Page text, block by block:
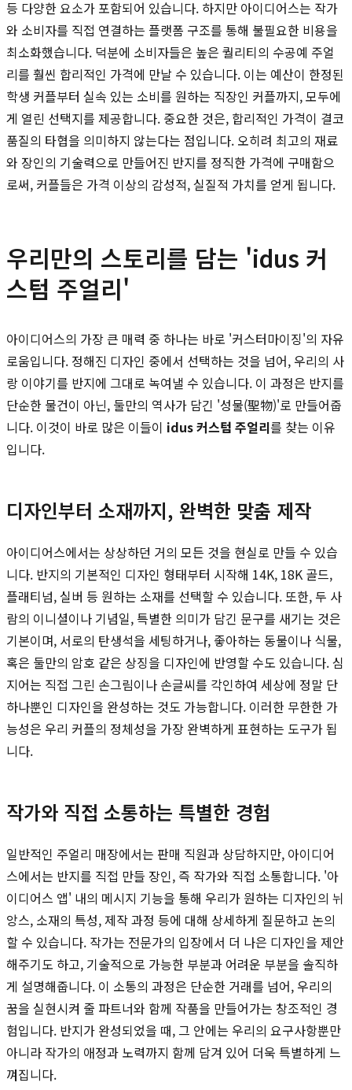
등 다양한 요소가 포함되어 있습니다. 하지만 아이디어스는 작가
와 소비자를 직접 연결하는 플랫폼 구조를 통해 불필요한 비용을
최소화했습니다. 덕분에 소비자들은 높은 퀄리티의 수공예 주얼
리를 훨씬 합리적인 가격에 만날 수 있습니다. 이는 예산이 한정된
학생 커플부터 실속 있는 소비를 원하는 직장인 커플까지, 모두에
게 열린 선택지를 제공합니다. 중요한 것은, 합리적인 가격이 결코
품질의 타협을 의미하지 않는다는 점입니다. 오히려 최고의 재료
와 장인의 기술력으로 만들어진 반지를 정직한 가격에 구매함으
로써, 커플들은 가격 이상의 감성적, 실질적 가치를 얻게 됩니다.
우리만의 스토리를 담는 'idus 커
스텀 주얼리'
아이디어스의 가장 큰 매력 중 하나는 바로 '커스터마이징'의 자유
로움입니다. 정해진 디자인 중에서 선택하는 것을 넘어, 우리의 사
랑 이야기를 반지에 그대로 녹여낼 수 있습니다. 이 과정은 반지를
단순한 물건이 아닌, 둘만의 역사가 담긴 '성물(聖物)'로 만들어줍
니다. 이것이 바로 많은 이들이 idus 커스텀 주얼리를 찾는 이유
입니다.
디자인부터 소재까지, 완벽한 맞춤 제작
아이디어스에서는 상상하던 거의 모든 것을 현실로 만들 수 있습
니다. 반지의 기본적인 디자인 형태부터 시작해 14K, 18K 골드,
플래티넘, 실버 등 원하는 소재를 선택할 수 있습니다. 또한, 두 사
람의 이니셜이나 기념일, 특별한 의미가 담긴 문구를 새기는 것은
기본이며, 서로의 탄생석을 세팅하거나, 좋아하는 동물이나 식물,
혹은 둘만의 암호 같은 상징을 디자인에 반영할 수도 있습니다. 심
지어는 직접 그린 손그림이나 손글씨를 각인하여 세상에 정말 단
하나뿐인 디자인을 완성하는 것도 가능합니다. 이러한 무한한 가
능성은 우리 커플의 정체성을 가장 완벽하게 표현하는 도구가 됩
니다.
작가와 직접 소통하는 특별한 경험
일반적인 주얼리 매장에서는 판매 직원과 상담하지만, 아이디어
스에서는 반지를 직접 만들 장인, 즉 작가와 직접 소통합니다. '아
이디어스 앱' 내의 메시지 기능을 통해 우리가 원하는 디자인의 뉘
앙스, 소재의 특성, 제작 과정 등에 대해 상세하게 질문하고 논의
할 수 있습니다. 작가는 전문가의 입장에서 더 나은 디자인을 제안
해주기도 하고, 기술적으로 가능한 부분과 어려운 부분을 솔직하
게 설명해줍니다. 이 소통의 과정은 단순한 거래를 넘어, 우리의
꿈을 실현시켜 줄 파트너와 함께 작품을 만들어가는 창조적인 경
험입니다. 반지가 완성되었을 때, 그 안에는 우리의 요구사항뿐만
아니라 작가의 애정과 노력까지 함께 담겨 있어 더욱 특별하게 느
껴집니다.